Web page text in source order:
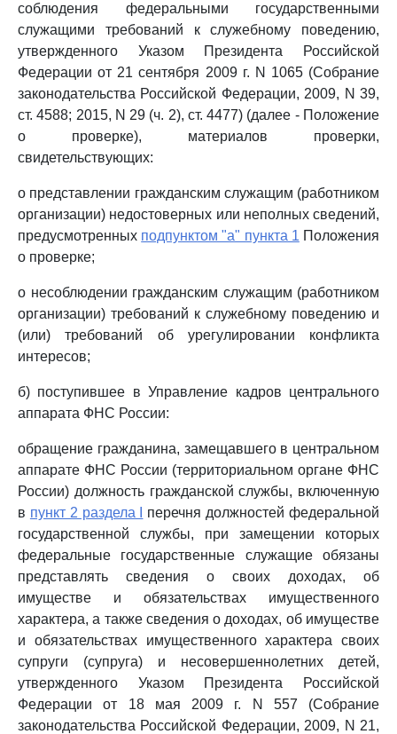
соблюдения федеральными государственными
служащими требований к служебному поведению,
утвержденного Указом Президента Российской
Федерации от 21 сентября 2009 г. N 1065 (Собрание
законодательства Российской Федерации, 2009, N 39,
ст. 4588; 2015, N 29 (ч. 2), ст. 4477) (далее - Положение
о проверке), материалов проверки,
свидетельствующих:
о представлении гражданским служащим (работником
организации) недостоверных или неполных сведений,
предусмотренных подпунктом "а" пункта 1 Положения
о проверке;
о несоблюдении гражданским служащим (работником
организации) требований к служебному поведению и
(или) требований об урегулировании конфликта
интересов;
б) поступившее в Управление кадров центрального
аппарата ФНС России:
обращение гражданина, замещавшего в центральном
аппарате ФНС России (территориальном органе ФНС
России) должность гражданской службы, включенную
в пункт 2 раздела I
перечня должностей федеральной
государственной службы, при замещении которых
федеральные государственные служащие обязаны
представлять сведения о своих доходах, об
имуществе и обязательствах имущественного
характера, а также сведения о доходах, об имуществе
и обязательствах имущественного характера своих
супруги (супруга) и несовершеннолетних детей,
утвержденного Указом Президента Российской
Федерации от 18 мая 2009 г. N 557 (Собрание
законодательства Российской Федерации, 2009, N 21,